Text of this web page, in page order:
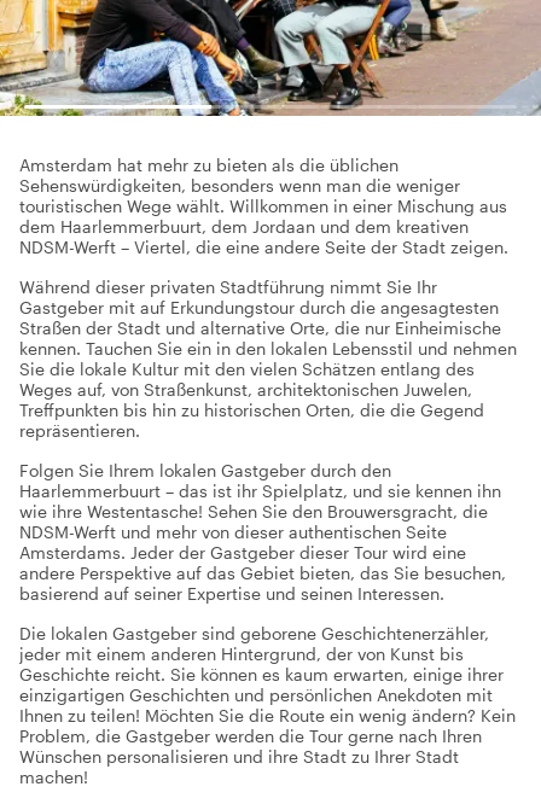
Amsterdam hat mehr zu bieten als die üblichen
Sehenswürdigkeiten, besonders wenn man die weniger
touristischen Wege wählt. Willkommen in einer Mischung aus
dem Haarlemmerbuurt, dem Jordaan und dem kreativen
NDSM-Werft – Viertel, die eine andere Seite der Stadt zeigen.
Während dieser privaten Stadtführung nimmt Sie Ihr
Gastgeber mit auf Erkundungstour durch die angesagtesten
Straßen der Stadt und alternative Orte, die nur Einheimische
kennen. Tauchen Sie ein in den lokalen Lebensstil und nehmen
Sie die lokale Kultur mit den vielen Schätzen entlang des
Weges auf, von Straßenkunst, architektonischen Juwelen,
Treffpunkten bis hin zu historischen Orten, die die Gegend
repräsentieren.
Folgen Sie Ihrem lokalen Gastgeber durch den
Haarlemmerbuurt – das ist ihr Spielplatz, und sie kennen ihn
wie ihre Westentasche! Sehen Sie den Brouwersgracht, die
NDSM-Werft und mehr von dieser authentischen Seite
Amsterdams. Jeder der Gastgeber dieser Tour wird eine
andere Perspektive auf das Gebiet bieten, das Sie besuchen,
basierend auf seiner Expertise und seinen Interessen.
Die lokalen Gastgeber sind geborene Geschichtenerzähler,
jeder mit einem anderen Hintergrund, der von Kunst bis
Geschichte reicht. Sie können es kaum erwarten, einige ihrer
einzigartigen Geschichten und persönlichen Anekdoten mit
Ihnen zu teilen! Möchten Sie die Route ein wenig ändern? Kein
Problem, die Gastgeber werden die Tour gerne nach Ihren
Wünschen personalisieren und ihre Stadt zu Ihrer Stadt
machen!